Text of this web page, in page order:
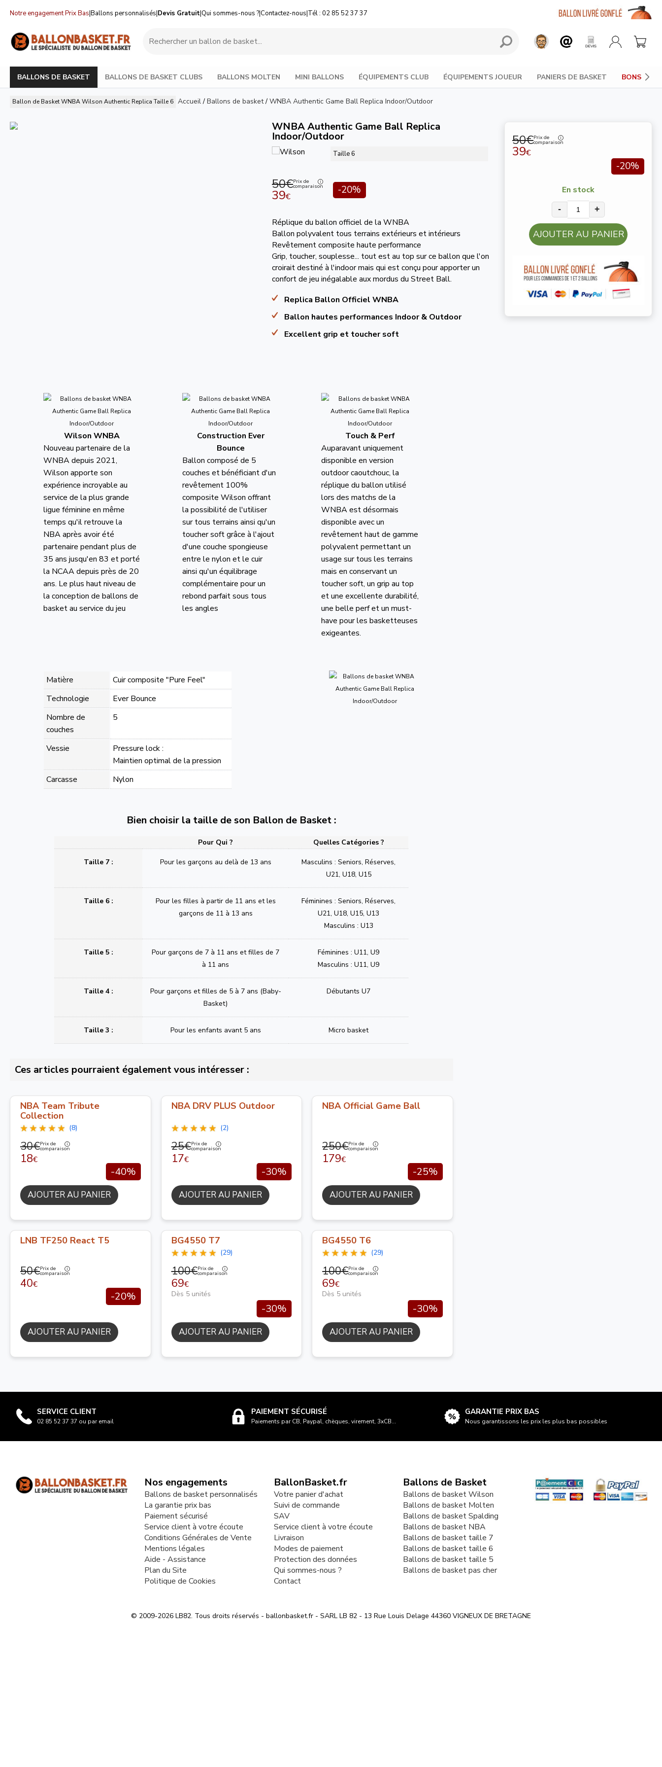
Notre engagement Prix Bas|Ballons personnalisés|Devis Gratuit|Qui sommes-nous ?|Contactez-nous|Tél : 02 85 52 37 37
BALLONS DE BASKET BALLONS DE BASKET CLUBS BALLONS MOLTEN MINI BALLONS ÉQUIPEMENTS CLUB ÉQUIPEMENTS JOUEUR PANIERS DE BASKET BONS
Ballon de Basket WNBA Wilson Authentic Replica Taille 6 Accueil / Ballons de basket/ WNBA Authentic Game Ball Replica Indoor/Outdoor
50€Prix de
comparaison
39€
-20%
En stock
- +
AJOUTER AU PANIER
WNBA Authentic Game Ball Replica
Indoor/Outdoor
Taille 6
50€Prix de
comparaison
39€ -20%
Réplique du ballon officiel de la WNBA
Ballon polyvalent tous terrains extérieurs et intérieurs
Revêtement composite haute performance
Grip, toucher, souplesse... tout est au top sur ce ballon que l'on
croirait destiné à l'indoor mais qui est conçu pour apporter un
confort de jeu inégalable aux mordus du Street Ball.
Replica Ballon Officiel WNBA
Ballon hautes performances Indoor & Outdoor
Excellent grip et toucher soft
Wilson WNBA
Nouveau partenaire de la
WNBA depuis 2021,
Wilson apporte son
expérience incroyable au
service de la plus grande
ligue féminine en même
temps qu'il retrouve la
NBA après avoir été
partenaire pendant plus de
35 ans jusqu'en 83 et porté
la NCAA depuis près de 20
ans. Le plus haut niveau de
la conception de ballons de
basket au service du jeu
Construction Ever
Bounce
Ballon composé de 5
couches et bénéficiant d'un
revêtement 100%
composite Wilson offrant
la possibilité de l'utiliser
sur tous terrains ainsi qu'un
toucher soft grâce à l'ajout
d'une couche spongieuse
entre le nylon et le cuir
ainsi qu'un équilibrage
complémentaire pour un
rebond parfait sous tous
les angles
Touch & Perf
Auparavant uniquement
disponible en version
outdoor caoutchouc, la
réplique du ballon utilisé
lors des matchs de la
WNBA est désormais
disponible avec un
revêtement haut de gamme
polyvalent permettant un
usage sur tous les terrains
mais en conservant un
toucher soft, un grip au top
et une excellente durabilité,
une belle perf et un must-
have pour les basketteuses
exigeantes.
Matière
Cuir composite "Pure Feel"
Technologie
Ever Bounce
Nombre de
couches
5
Vessie
Pressure lock :
Maintien optimal de la pression
Carcasse
Nylon
Bien choisir la taille de son Ballon de Basket :
Pour Qui ? Quelles Catégories ?
Taille 7 : Pour les garçons au delà de 13 ans
Masculins : Seniors, Réserves,
U21, U18, U15
Taille 6 :
Pour les filles à partir de 11 ans et les
garçons de 11 à 13 ans
Féminines : Seniors, Réserves,
U21, U18, U15, U13
Masculins : U13
Taille 5 :
Pour garçons de 7 à 11 ans et filles de 7
à 11 ans
Féminines : U11, U9
Masculins : U11, U9
Taille 4 :
Pour garçons et filles de 5 à 7 ans (Baby-
Basket)
Débutants U7
Taille 3 : Pour les enfants avant 5 ans Micro basket
Ces articles pourraient également vous intéresser :
NBA Team Tribute
Collection
(8)
30€Prix de
comparaison
18€
-40%
AJOUTER AU PANIER
NBA DRV PLUS Outdoor
(2)
25€Prix de
comparaison
17€
-30%
AJOUTER AU PANIER
NBA Official Game Ball
250€Prix de
comparaison
179€
-25%
AJOUTER AU PANIER
LNB TF250 React T5
50€Prix de
comparaison
40€
-20%
AJOUTER AU PANIER
BG4550 T7
(29)
100€Prix de
comparaison
69€
Dès 5 unités
-30%
AJOUTER AU PANIER
BG4550 T6
(29)
100€Prix de
comparaison
69€
Dès 5 unités
-30%
AJOUTER AU PANIER
SERVICE CLIENT
02 85 52 37 37 ou par email
PAIEMENT SÉCURISÉ
Paiements par CB, Paypal, chèques, virement, 3xCB...
GARANTIE PRIX BAS
Nous garantissons les prix les plus bas possibles
Nos engagements
Ballons de basket personnalisés
La garantie prix bas
Paiement sécurisé
Service client à votre écoute
Conditions Générales de Vente
Mentions légales
Aide - Assistance
Plan du Site
Politique de Cookies
BallonBasket.fr
Votre panier d'achat
Suivi de commande
SAV
Service client à votre écoute
Livraison
Modes de paiement
Protection des données
Qui sommes-nous ?
Contact
Ballons de Basket
Ballons de basket Wilson
Ballons de basket Molten
Ballons de basket Spalding
Ballons de basket NBA
Ballons de basket taille 7
Ballons de basket taille 6
Ballons de basket taille 5
Ballons de basket pas cher
© 2009-2026 LB82. Tous droits réservés - ballonbasket.fr - SARL LB 82 - 13 Rue Louis Delage 44360 VIGNEUX DE BRETAGNE
choisir le ballon de basket parfait ! Dis-moi
ce que tu cherches (taille, budget...) et je